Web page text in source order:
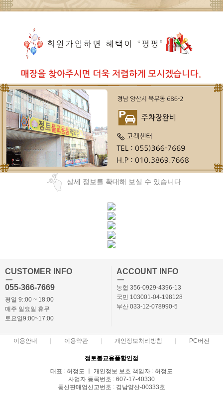
상세 정보를 확대해 보실 수 있습니다
CUSTOMER INFO
ㅡ
055-366-7669
평일 9::00 ~ 18:00
매주 일요일 휴무
토요일9:00~17:00
ACCOUNT INFO
ㅡ
농협 356-0929-4396-13
국민 103001-04-198128
부산 033-12-078990-5
이용안내 이용약관 개인정보처리방침 PC버전
정토불교용품할인점
대표 : 허정도 ㅣ 개인정보 보호 책임자 : 허정도
사업자 등록번호 : 607-17-40330
통신판매업신고번호 : 경남양산-00333호